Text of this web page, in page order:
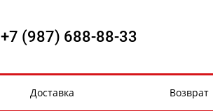
+7 (987) 688-88-33
Доставка Возврат